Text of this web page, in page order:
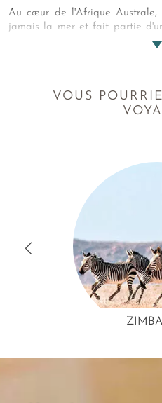
Au cœur de l'Afrique
jamais la mer et fait partie
vivants. Enfilez vos plus belles
VOUS